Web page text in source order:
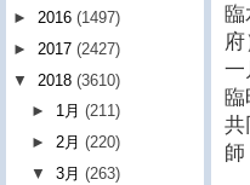
臨
一
臨
共
► 2016 (1497)
► 2017 (2427)
▼ 2018 (3610)
► 1月(211)
► 2月(220)
▼3月(263)